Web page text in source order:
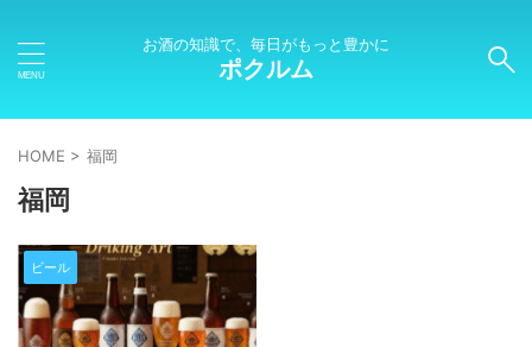
お酒の知識で、毎日がもっと豊かに
ポクルム
HOME > 福岡
福岡
ビール